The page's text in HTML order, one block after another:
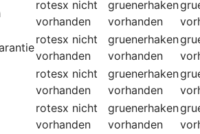
rotesx nicht
vorhanden
gruenerhaken
vorhanden
rotesx nicht
vorhanden
gruenerhaken
vorhanden
rotesx nicht
vorhanden
gruenerhaken
vorhanden
rotesx nicht
vorhanden
gruenerhaken
vorhanden